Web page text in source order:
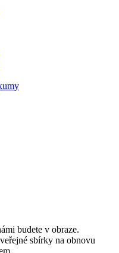
budete v obraze.
sbírky na obnovu